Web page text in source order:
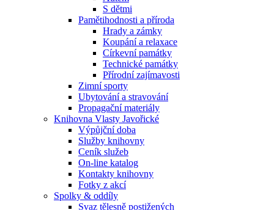
S dětmi
Pamětihodnosti a příroda
Hrady a zámky
Koupání a relaxace
Církevní památky
Technické památky
Přírodní zajímavosti
Zimní sporty
Ubytování a stravování
Propagační materiály
Knihovna Vlasty Javořické
Výpůjční doba
Služby knihovny
Ceník služeb
On-line katalog
Kontakty knihovny
Fotky z akcí
Spolky & oddíly
Svaz tělesně postižených